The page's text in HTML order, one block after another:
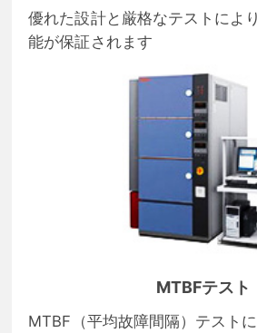
優れた設計と厳格なテストによ
能が保証されます
MTBFテスト
MTBF（平均故障間隔）テスト